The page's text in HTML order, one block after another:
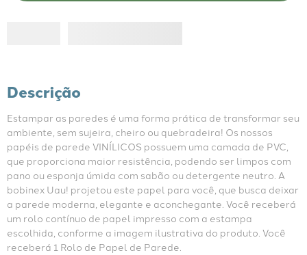
Descrição
Estampar as paredes é uma forma prática de transformar seu
ambiente, sem sujeira, cheiro ou quebradeira! Os nossos
papéis de parede VINÍLICOS possuem uma camada de PVC,
que proporciona maior resistência, podendo ser limpos com
pano ou esponja úmida com sabão ou detergente neutro. A
bobinex Uau! projetou este papel para você, que busca deixar
a parede moderna, elegante e aconchegante. Você receberá
um rolo contínuo de papel impresso com a estampa
escolhida, conforme a imagem ilustrativa do produto. Você
receberá 1 Rolo de Papel de Parede.